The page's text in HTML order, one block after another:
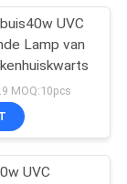
UVC
Lamp van
MOQ:10pcs
UVC